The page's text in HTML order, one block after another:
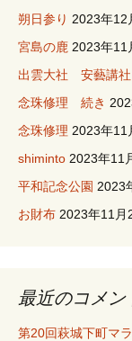
朔日参り 2023年12
宮島の鹿 2023年11
出雲大社 安藝講社
念珠修理 続き
念珠修理 2023年11
shiminto 2023年11
平和記念公園 2023
お財布 2023年11月
最近のコメン
第20回萩城下町マ